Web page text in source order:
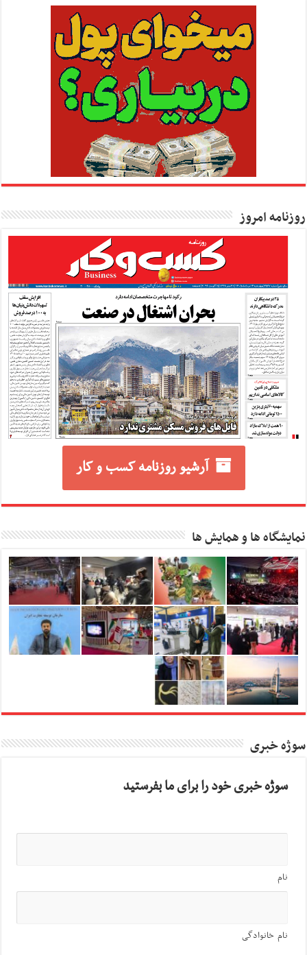
روزنامه امروز
آرشیو روزنامه کسب و کار
نمایشگاه ها و همایش ها
سوژه خبری
سوژه خبری خود را برای ما بفرستید
نام
نام خانوادگی